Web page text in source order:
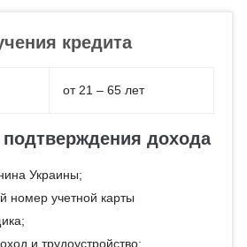
кредита
от 21 – 65 лет
дохода
Украины;
номер учетной карты
и трудоустройство;